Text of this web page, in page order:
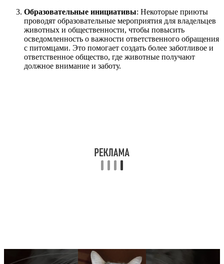
Образовательные инициативы: Некоторые приюты
проводят образовательные мероприятия для владельцев
животных и общественности, чтобы повысить
осведомленность о важности ответственного обращения
с питомцами. Это помогает создать более заботливое и
ответственное общество, где животные получают
должное внимание и заботу.